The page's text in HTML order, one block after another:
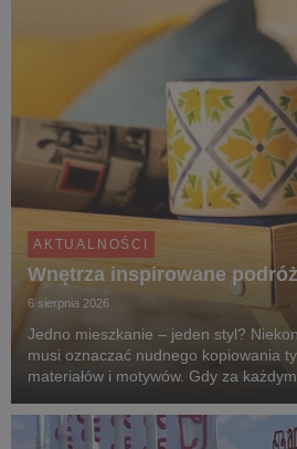
AKTUALNOŚCI
Wnętrza inspirowane
6 sierpnia 2026
Jedno mieszkanie – jeden styl?
musi oznaczać nudnego kopiowania
materiałów i motywów. Gdy za
po różnych zakątkach świata.